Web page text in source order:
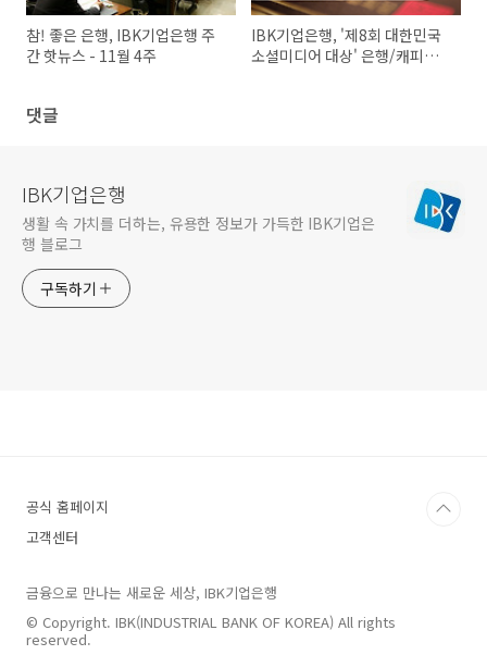
참! 좋은 은행, IBK기업은행 주
간 핫뉴스 - 11월 4주
IBK기업은행, '제8회 대한민국
소셜미디어 대상' 은행/캐피탈
댓글
IBK기업은행
생활 속 가치를 더하는, 유용한 정보가 가득한 IBK기업은
행 블로그
구독하기
공식 홈페이지
고객센터
금융으로 만나는 새로운 세상, IBK기업은행
© Copyright. IBK(INDUSTRIAL BANK OF KOREA) All rights
reserved.